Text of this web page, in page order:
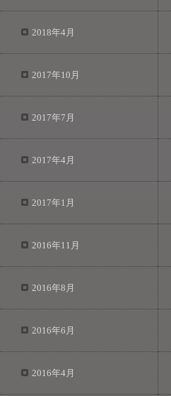
2018年4月
2017年10月
2017年7月
2017年4月
2017年1月
2016年11月
2016年8月
2016年6月
2016年4月